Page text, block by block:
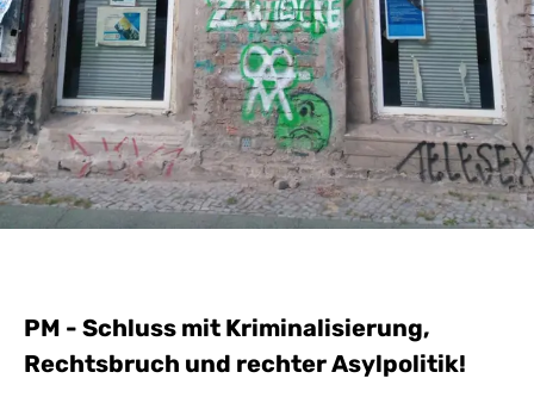
PM - Schluss mit Kriminalisierung,
Rechtsbruch und rechter Asylpolitik!